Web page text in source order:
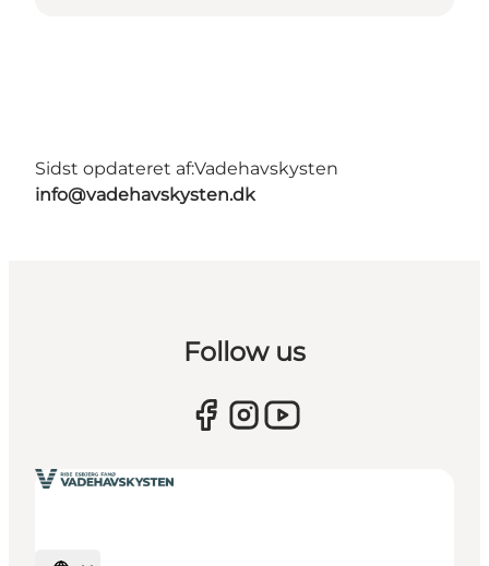
Sidst opdateret af:Vadehavskysten
info@vadehavskysten.dk
Follow us